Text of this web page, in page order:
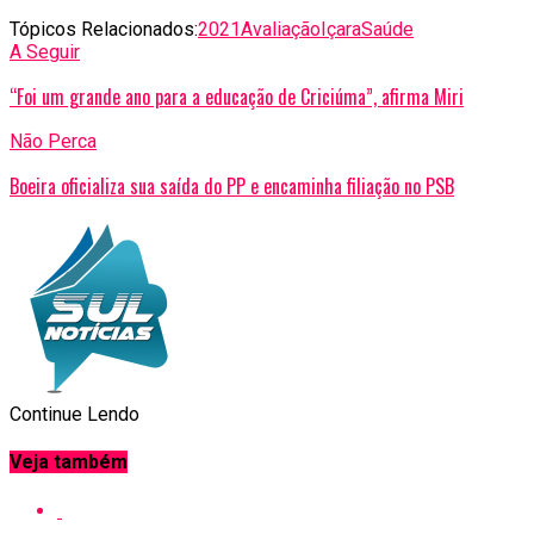
Tópicos Relacionados:2021AvaliaçãoIçaraSaúde
A Seguir
“Foi um grande ano para a educação de Criciúma”, afirma Miri
Não Perca
Boeira oficializa sua saída do PP e encaminha filiação no PSB
Continue Lendo
Veja também